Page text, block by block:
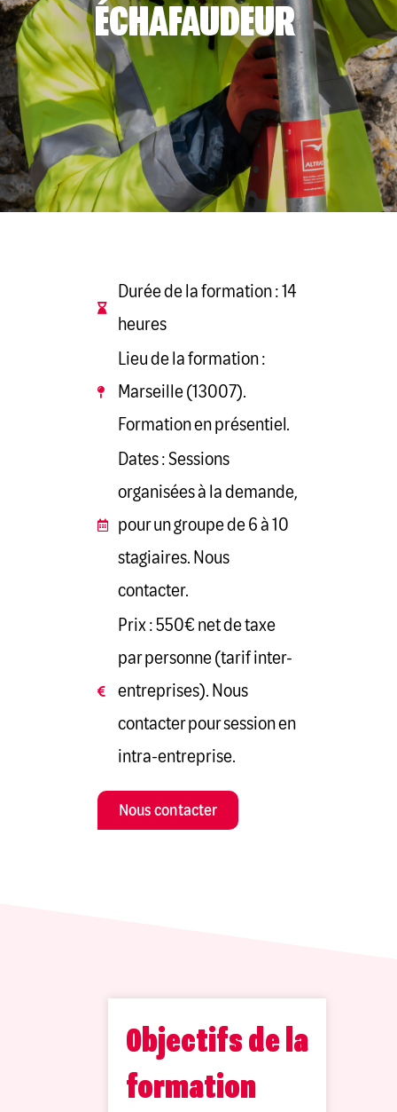
ÉCHAFAUDEUR
Durée de la formation : 14
heures
Lieu de la formation :
Marseille (13007).
Formation en présentiel.
Dates : Sessions
organisées à la demande,
pour un groupe de 6 à 10
stagiaires. Nous
contacter.
Prix : 550€ net de taxe
par personne (tarif inter-
entreprises). Nous
contacter pour session en
intra-entreprise.
Nous contacter
Objectifs de la
formation